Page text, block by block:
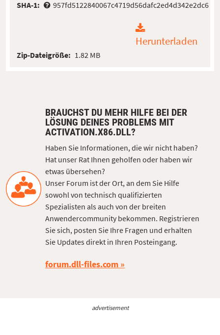
SHA-1:
957fd5122840067c4719d56dafc2ed4d342e2dc6
Herunterladen
Zip-Dateigröße: 1.82 MB
BRAUCHST DU MEHR HILFE BEI DER
LÖSUNG DEINES PROBLEMS MIT
ACTIVATION.X86.DLL?
Haben Sie Informationen, die wir nicht haben?
Hat unser Rat Ihnen geholfen oder haben wir
etwas übersehen?
Unser Forum ist der Ort, an dem Sie Hilfe
sowohl von technisch qualifizierten
Spezialisten als auch von der breiten
Anwendercommunity bekommen. Registrieren
Sie sich, posten Sie Ihre Fragen und erhalten
Sie Updates direkt in Ihren Posteingang.
forum.dll-files.com
advertisement